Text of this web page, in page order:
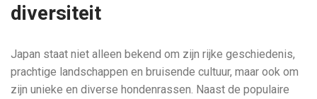
diversiteit
Japan staat niet alleen bekend om zijn rijke geschiedenis,
prachtige landschappen en bruisende cultuur, maar ook om
zijn unieke en diverse hondenrassen. Naast de populaire